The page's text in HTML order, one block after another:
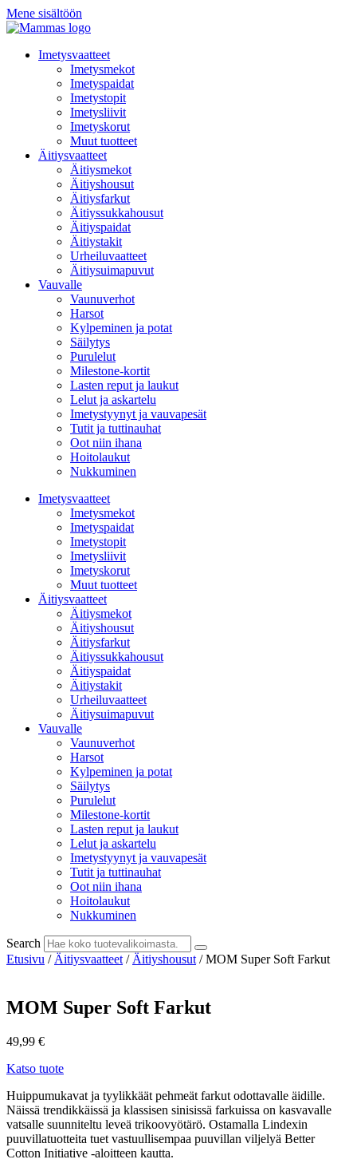
Mene sisältöön
Imetysvaatteet
Imetysmekot
Imetyspaidat
Imetystopit
Imetysliivit
Imetyskorut
Muut tuotteet
Äitiysvaatteet
Äitiysmekot
Äitiyshousut
Äitiysfarkut
Äitiyssukkahousut
Äitiyspaidat
Äitiystakit
Urheiluvaatteet
Äitiysuimapuvut
Vauvalle
Vaunuverhot
Harsot
Kylpeminen ja potat
Säilytys
Purulelut
Milestone-kortit
Lasten reput ja laukut
Lelut ja askartelu
Imetystyynyt ja vauvapesät
Tutit ja tuttinauhat
Oot niin ihana
Hoitolaukut
Nukkuminen
Imetysvaatteet
Imetysmekot
Imetyspaidat
Imetystopit
Imetysliivit
Imetyskorut
Muut tuotteet
Äitiysvaatteet
Äitiysmekot
Äitiyshousut
Äitiysfarkut
Äitiyssukkahousut
Äitiyspaidat
Äitiystakit
Urheiluvaatteet
Äitiysuimapuvut
Vauvalle
Vaunuverhot
Harsot
Kylpeminen ja potat
Säilytys
Purulelut
Milestone-kortit
Lasten reput ja laukut
Lelut ja askartelu
Imetystyynyt ja vauvapesät
Tutit ja tuttinauhat
Oot niin ihana
Hoitolaukut
Nukkuminen
Search
Etusivu / Äitiysvaatteet / Äitiyshousut / MOM Super Soft Farkut
MOM Super Soft Farkut
49,99 €
Katso tuote
Huippumukavat ja tyylikkäät pehmeät farkut odottavalle äidille.
Näissä trendikkäissä ja klassisen sinisissä farkuissa on kasvavalle
vatsalle suunniteltu leveä trikoovyötärö. Ostamalla Lindexin
puuvillatuotteita tuet vastuullisempaa puuvillan viljelyä Better
Cotton Initiative -aloitteen kautta.